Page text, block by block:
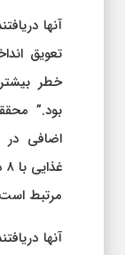
آنها
تعویق
خطر
بود.”
اضافی در
مرتبط
آنها